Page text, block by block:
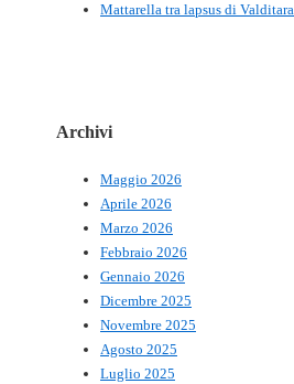
Mattarella tra lapsus di
Archivi
Maggio 2026
Aprile 2026
Marzo 2026
Febbraio 2026
Gennaio 2026
Dicembre 2025
Novembre 2025
Agosto 2025
Luglio 2025